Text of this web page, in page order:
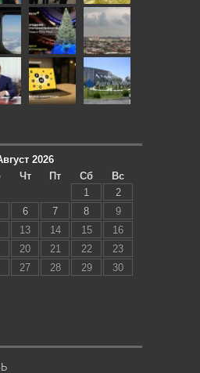
2026
Чт Пт Сб
Вс
1
2
6 7 8
9
13 14 15
16
20 21 22
23
27 28 29
30